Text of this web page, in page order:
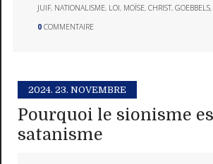
JUIF, NATIONALISME, LOI, MOÏSE,CHRIST,GOEBBELS,
0 COMMENTAIRE
2024. 23. NOVEMBRE
Pourquoi le sionisme
satanisme